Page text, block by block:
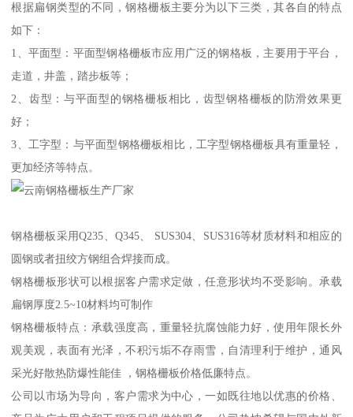
根据扁钢类型的不同，钢格栅板主要分为以下三类，其各自的特点
如下：
1、平面型：平面型钢格栅板市应用广泛的钢格板，主要用于平台，
走道，井盖，踏步板等；
2、齿型：与平面型的钢格栅板相比，齿型钢格栅板的防滑效果更
好；
3、工字型：与平面型钢格栅板相比，工字型钢格栅板具有重量轻，
更加经济等特点。
钢格栅板采用Q235、Q345、 SUS304、SUS316等材质材料和相应的
圆钢或者扭绞方钢组合焊接而成。
钢格栅板形状可以根据客户需求定做，任意形状均不受影响。承载
扁钢厚度2.5~10材料均可制作
钢格栅板特点：承载强度高，重量轻抗腐蚀能力好，使用年限长外
观美观，表面有光泽，不积污垢不存雨雪，自清理利于维护，通风
采光好散热防爆性能佳 ，钢格栅板价格低廉特点。
公司以市场为导向，客户需求为中心，一如既往地以优惠的价格、